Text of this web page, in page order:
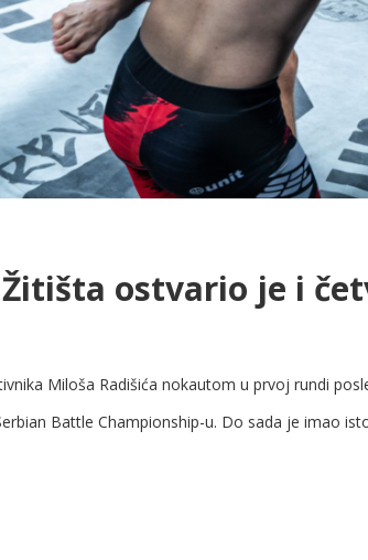
ostvario je i
Miloša Radišića nokautom u prvoj rundi
Battle Championship-u. Do sada je imao